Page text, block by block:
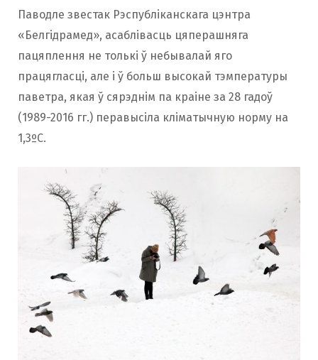
Паводле звестак Рэспубліканскага цэнтра
«Белгідрамед», асаблівасць цяперашняга
пацяплення не толькі ў небывалай яго
працягласці, але і ў больш высокай тэмпературы
паветра, якая ў сярэднім па краіне за 28 гадоў
(1989-2016 гг.) перавысіла кліматычную норму на
1,3ºС.